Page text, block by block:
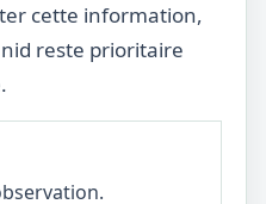
cette information,
reste prioritaire